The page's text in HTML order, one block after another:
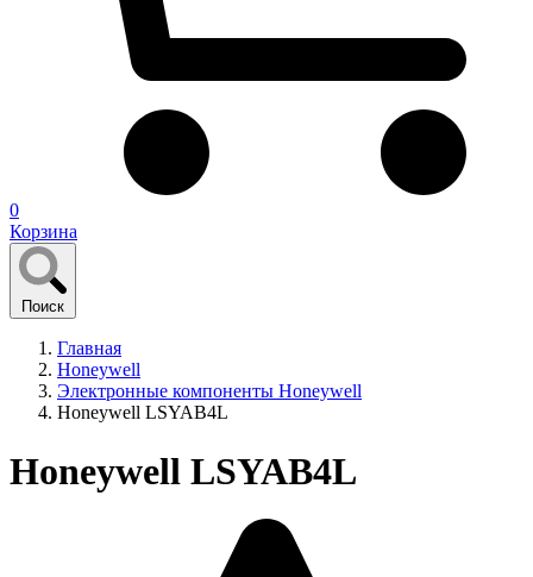
0
Корзина
Поиск
Главная
Honeywell
Электронные компоненты Honeywell
Honeywell LSYAB4L
Honeywell LSYAB4L